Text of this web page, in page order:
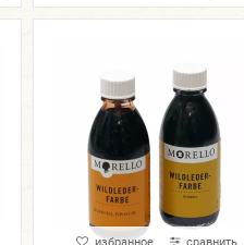
избранное сравнить